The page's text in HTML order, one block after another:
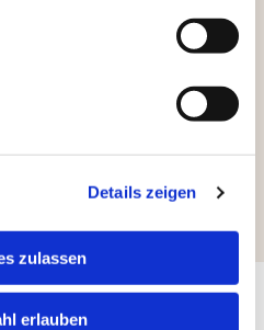
Details zeigen
zulassen
erlauben